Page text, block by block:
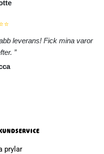
leverans! Fick mina varor
prylar